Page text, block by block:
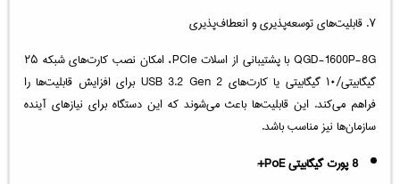
۷. قابلیت‌های توسعه‌پذیری و انعطاف‌پذیری
QGD-1600P-8G با پشتیبانی از اسلات PCIe، امکان نصب کارت‌های شبکه ۲۵
گیگابیتی/۱۰ گیگابیتی یا کارت‌های USB 3.2 Gen 2 برای افزایش قابلیت‌ها را
فراهم می‌کند. این قابلیت‌ها باعث می‌شوند که این دستگاه برای نیازهای آینده
سازمان‌ها نیز مناسب باشد.
8 پورت گیگابیتی PoE+
: